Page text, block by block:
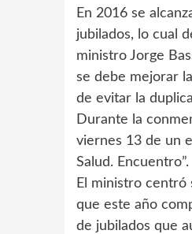
En 2016 se
jubilados, lo cual
ministro Jorge
se debe mejorar
de evitar la
Durante la
viernes 13 de un
Salud. Encuentro”.
El ministro centró
que este año
de jubilados que